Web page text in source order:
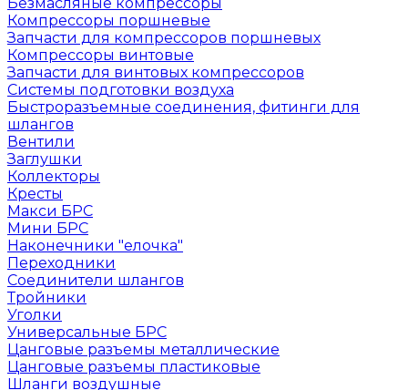
Компрессоры поршневые
Запчасти для компрессоров поршневых
Компрессоры винтовые
Запчасти для винтовых компрессоров
Системы подготовки воздуха
Быстроразъемные соединения, фитинги для
шлангов
Вентили
Заглушки
Коллекторы
Кресты
Макси БРС
Мини БРС
Наконечники "елочка"
Переходники
Соединители шлангов
Тройники
Уголки
Универсальные БРС
Цанговые разъемы металлические
Цанговые разъемы пластиковые
Шланги воздушные